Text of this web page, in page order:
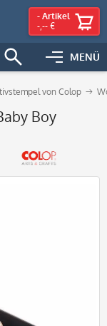
MENÜ
- Artikel
-,-- €
von Colop
Boy